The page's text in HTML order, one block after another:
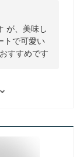
が、美味し
トで可愛い
すすめです